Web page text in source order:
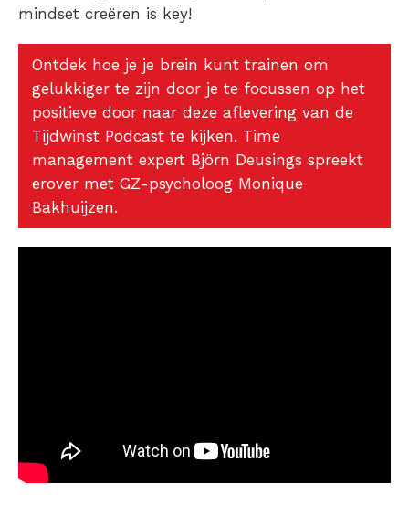
mindset creëren is key!
Ontdek hoe je je brein kunt trainen om
gelukkiger te zijn door je te focussen op het
positieve door naar deze aflevering van de
Tijdwinst Podcast te kijken. Time
management expert Björn Deusings spreekt
erover met GZ-psycholoog Monique
Bakhuijzen.